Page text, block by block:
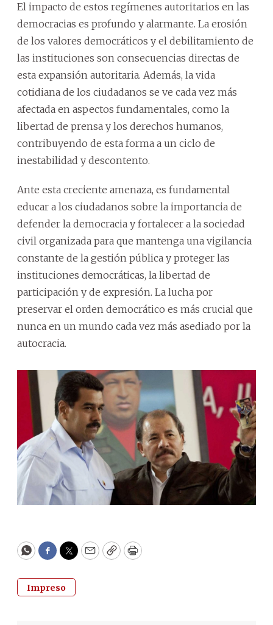
El impacto de estos regímenes autoritarios en las
democracias es profundo y alarmante. La erosión
de los valores democráticos y el debilitamiento de
las instituciones son consecuencias directas de
esta expansión autoritaria. Además, la vida
cotidiana de los ciudadanos se ve cada vez más
afectada en aspectos fundamentales, como la
libertad de prensa y los derechos humanos,
contribuyendo de esta forma a un ciclo de
inestabilidad y descontento.
Ante esta creciente amenaza, es fundamental
educar a los ciudadanos sobre la importancia de
defender la democracia y fortalecer a la sociedad
civil organizada para que mantenga una vigilancia
constante de la gestión pública y proteger las
instituciones democráticas, la libertad de
participación y de expresión. La lucha por
preservar el orden democrático es más crucial que
nunca en un mundo cada vez más asediado por la
autocracia.
WhatsApp
Facebook
Twitter
EmailCopyPrint
Impreso